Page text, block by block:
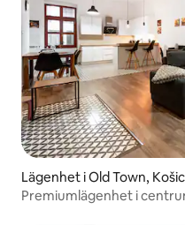
Lägenhet i Old Town,
Premiumlägenhet i